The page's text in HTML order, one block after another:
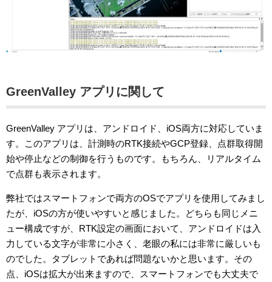
GreenValley アプリに関して
GreenValley アプリは、アンドロイド、iOS両方に対応していま
す。このアプリは、計測時のRTK接続やGCP登録、点群取得開
始や停止などの制御を行うものです。もちろん、リアルタイム
で点群も表示されます。
弊社ではスマートフォンで両方のOSでアプリを使用してみまし
たが、iOSの方が使いやすいと感じました。どちらも同じメニ
ュー構成ですが、RTK設定の画面において、アンドロイドは入
力している文字が非常に小さく、老眼の私には非常に厳しいも
のでした。タブレットであれば問題ないかと思います。その
点、iOSは拡大が出来ますので、スマートフォンでも大丈夫で